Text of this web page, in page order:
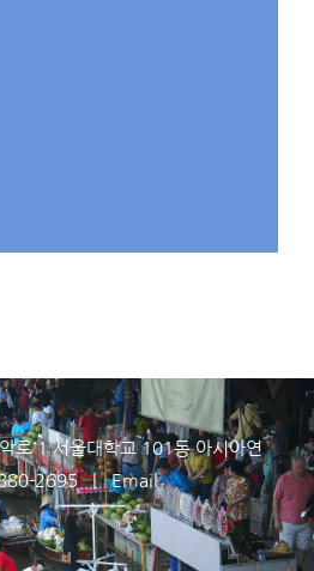
로 1 서울대학교 101동 아시아연
2695 | Email